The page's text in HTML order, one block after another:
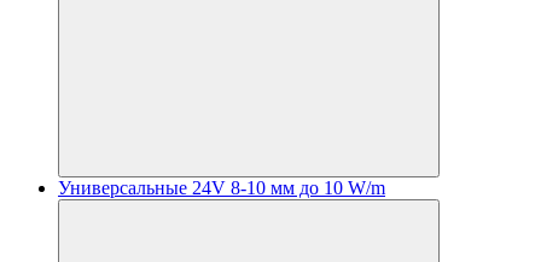
Универсальные 24V 8-10 мм до 10 W/m